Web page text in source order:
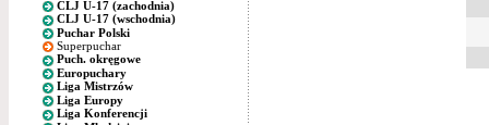
CLJ U-17 (zachodnia)
CLJ U-17 (wschodnia)
Puchar Polski
Superpuchar
Puch. okręgowe
Europuchary
Liga Mistrzów
Liga Europy
Liga Konferencji